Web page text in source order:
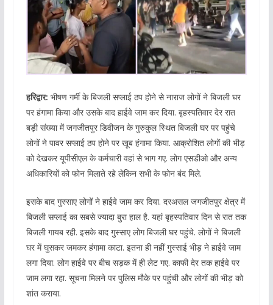
हरिद्वार: भीषण गर्मी के बिजली सप्लाई ठप होने से नाराज लोगों ने बिजली घर
पर हंगामा किया और उसके बाद हाईवे जाम कर दिया. बृहस्पतिवार देर रात
बड़ी संख्या में जगजीतपुर डिवीजन के गुरुकुल स्थित बिजली घर पर पहुंचे
लोगों ने पावर सप्लाई ठप होने पर खूब हंगामा किया. आक्रोशित लोगों की भीड़
को देखकर यूपीसीएल के कर्मचारी वहां से भाग गए. लोग एसडीओ और अन्य
अधिकारियों को फोन मिलाते रहे लेकिन सभी के फोन बंद मिले.
इसके बाद गुस्साए लोगों ने हाईवे जाम कर दिया. दरअसल जगजीतपुर क्षेत्र में
बिजली सप्लाई का सबसे ज्यादा बुरा हाल है. यहां बृहस्पतिवार दिन से रात तक
बिजली गायब रही. इसके बाद गुस्साए लोग बिजली घर पहुंचे. लोगों ने बिजली
घर में घुसकर जमकर हंगामा काटा. इतना ही नहीं गुस्साई भीड़ ने हाईवे जाम
लगा दिया. लोग हाईवे पर बीच सड़क में ही लेट गए. काफी देर तक हाईवे पर
जाम लगा रहा. सूचना मिलने पर पुलिस मौके पर पहुंची और लोगों की भीड़ को
शांत कराया.